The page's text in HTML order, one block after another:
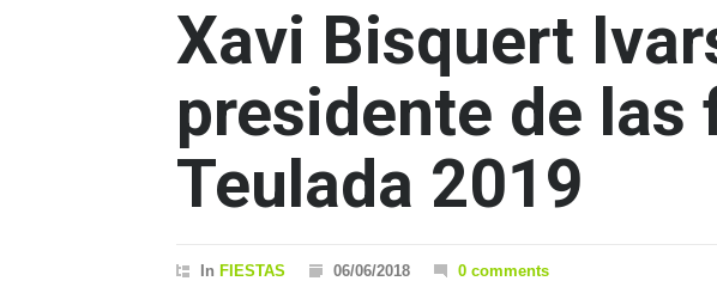
Xavi Bisquert
presidente de las
Teulada 2019
In FIESTAS 06/06/2018 0 comments